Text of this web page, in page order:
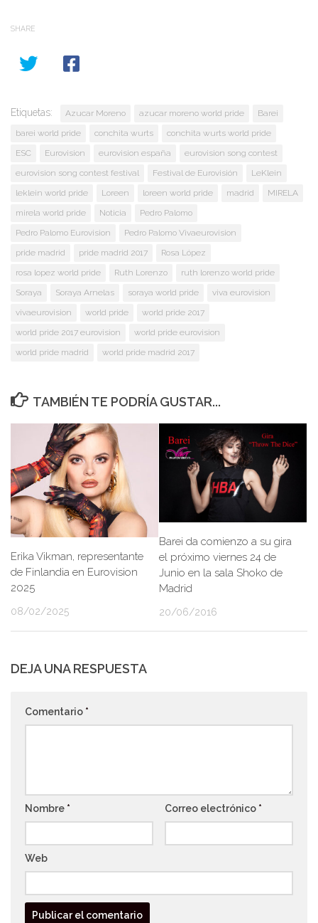
SHARE
Etiquetas: Azucar Moreno azucar moreno world pride
Barei
barei world pride
conchita wurts
conchita wurts world pride
ESC
Eurovision eurovision españa
eurovision song contest
eurovision song contest festival
Festival de Eurovisión
LeKlein
leklein world pride
Loreen loreen world pride madrid
MIRELA
mirela world pride
Noticia
Pedro Palomo
Pedro Palomo Eurovision
Pedro Palomo Vivaeurovision
pride madrid
pride madrid 2017
Rosa López
rosa lopez world pride
Ruth Lorenzo
ruth lorenzo world pride
Soraya
Soraya Arnelas soraya world pride
viva eurovision
vivaeurovision
world pride
world pride 2017
world pride 2017 eurovision
world pride eurovision
world pride madrid
world pride madrid 2017
TAMBIÉN TE PODRÍA GUSTAR...
Erika Vikman, representante
de Finlandia en Eurovision
2025
08/02/2025
Barei da comienzo a su gira
el próximo viernes 24 de
Junio en la sala Shoko de
Madrid
20/06/2016
DEJA UNA RESPUESTA
Comentario *
Nombre * Correo electrónico *
Web